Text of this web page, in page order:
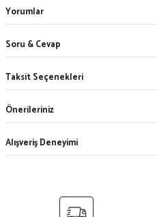
Yorumlar
Soru & Cevap
Taksit Seçenekleri
Önerileriniz
Alışveriş Deneyimi